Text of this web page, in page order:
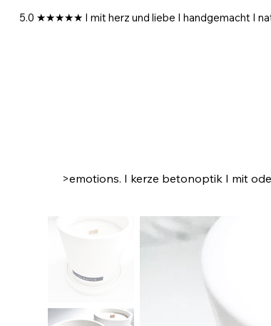
5.0 ★★★★★ I mit herz und liebe I handgemacht I
>emotions. I kerze betonoptik I mit